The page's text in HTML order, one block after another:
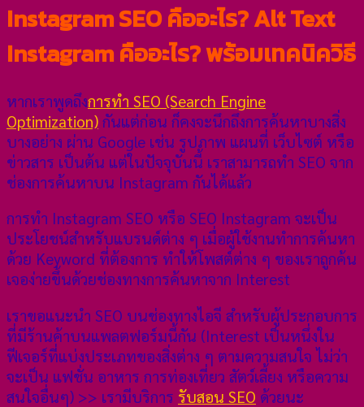
Instagram SEO คืออะไร? Alt Text
Instagram คืออะไร? พร้อมเทคนิควิธี
หากเราพูดถึงการทำ SEO (Search Engine
Optimization) กันแต่ก่อน ก็คงจะนึกถึงการค้นหาบางสิ่ง
บางอย่าง ผ่าน Google เช่น รูปภาพ แผนที่ เว็บไซต์ หรือ
ข่าวสาร เป็นต้น แต่ในปัจจุบันนี้ เราสามารถทำ SEO จาก
ช่องการค้นหาบน Instagram กันได้แล้ว
การทำ Instagram SEO หรือ SEO Instagram จะเป็น
ประโยชน์สำหรับแบรนด์ต่าง ๆ เมื่อผู้ใช้งานทำการค้นหา
ด้วย Keyword ที่ต้องการ ทำให้โพสต์ต่าง ๆ ของเราถูกค้น
เจอง่ายขึ้นด้วยช่องทางการค้นหาจาก Interest
เราขอแนะนำ SEO บนช่องทางไอจี สำหรับผู้ประกอบการ
ที่มีร้านค้าบนแพลตฟอร์มนี้กัน (Interest เป็นหนึ่งใน
ฟีเจอร์ที่แบ่งประเภทของสิ่งต่าง ๆ ตามความสนใจ ไม่ว่า
จะเป็น แฟชั่น อาหาร การท่องเที่ยว สัตว์เลี้ยง หรือความ
สนใจอื่นๆ) >> เรามีบริการ รับสอน SEO ด้วยนะ